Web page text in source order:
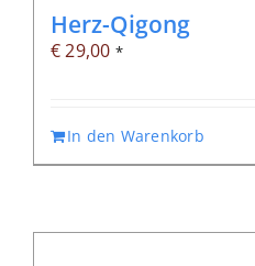
Herz-Qigong
€29,00 *
In den Warenkorb